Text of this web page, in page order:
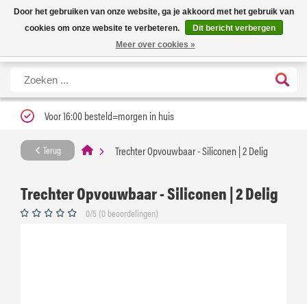
Nieuwe levertijd: 1 tot 3 werkdagen | Nu 25% korting op gehele assortiment
Carfume met kortingscode ''verfrissend''
X
Voor 16:00 besteld=morgen in huis
Terug Trechter Opvouwbaar - Siliconen | 2 Delig
Trechter Opvouwbaar - Siliconen | 2 Delig
0/5 (0 beoordelingen)
Door het gebruiken van onze website, ga je akkoord met het gebruik van
cookies om onze website te verbeteren.
Dit bericht verbergen
Meer over cookies »